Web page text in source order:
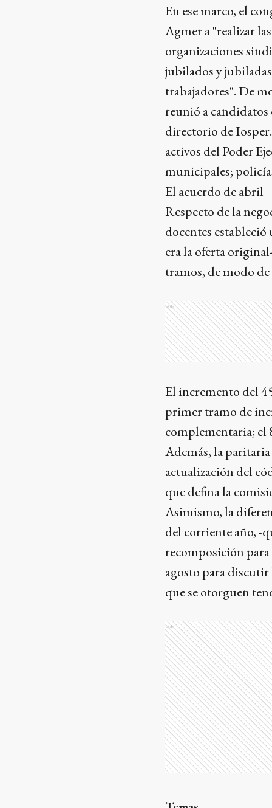
En ese marco, el
Agmer a "realizar
organizaciones
jubilados y
trabajadores". De
reunió a candidatos
directorio de
activos del Poder
municipales;
El acuerdo de abril
Respecto de la
docentes
era la oferta
tramos, de modo
Ads
El incremento del
primer tramo de
complementaria; el
Además, la
actualización del
que defina la
Asimismo, la
del corriente año, -
recomposición para
agosto para
que se otorguen
Ads